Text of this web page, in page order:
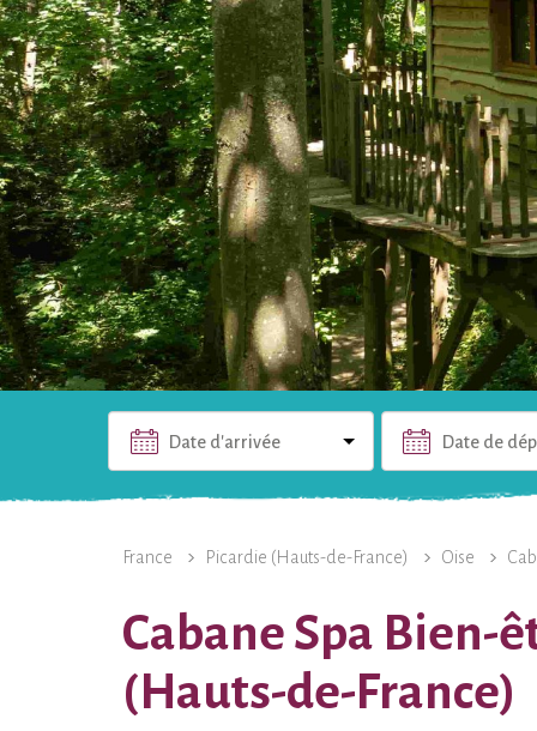
Date d'arrivée Date de
France Picardie (Hauts-de-France) Oise
Cabane Spa Bien-
(Hauts-de-France)